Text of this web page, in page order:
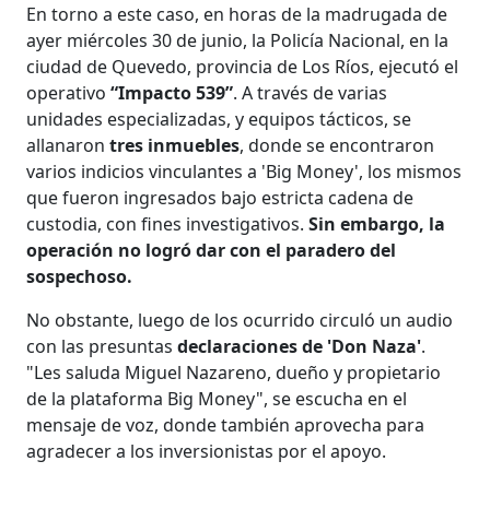
En torno a este caso, en horas de la madrugada de
ayer miércoles 30 de junio, la Policía Nacional, en la
ciudad de Quevedo, provincia de Los Ríos, ejecutó el
operativo“Impacto 539”. A través de varias
unidades especializadas, y equipos tácticos, se
allanarontres inmuebles, donde se encontraron
varios indicios vinculantes a 'Big Money', los mismos
que fueron ingresados bajo estricta cadena de
custodia, con fines investigativos. Sin embargo, la
operación no logró dar con el paradero del
sospechoso.
No obstante, luego de los ocurrido circuló un audio
con las presuntasdeclaraciones de 'Don Naza'.
"Les saluda Miguel Nazareno, dueño y propietario
de la plataforma Big Money", se escucha en el
mensaje de voz, donde también aprovecha para
agradecer a los inversionistas por el apoyo.